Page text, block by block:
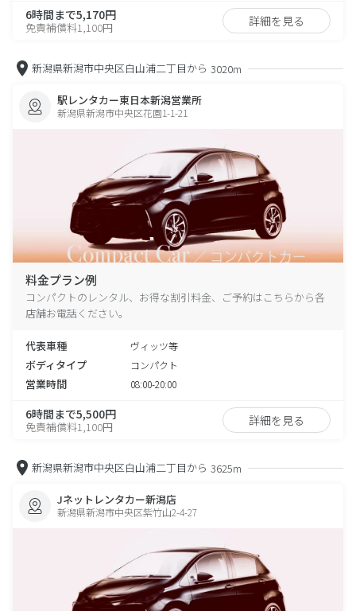
6時間まで5,170円
免責補償料1,100円 詳細を見る
新潟県新潟市中央区白山浦二丁目から 3020m
駅レンタカー東日本新潟営業所
新潟県新潟市中央区花園1-1-21
料金プラン例
コンパクトのレンタル、お得な割引料金、ご予約はこちらから各
店舗お電話ください。
代表車種 ヴィッツ等
ボディタイプ コンパクト
営業時間 08:00-20:00
6時間まで5,500円
免責補償料1,100円 詳細を見る
新潟県新潟市中央区白山浦二丁目から 3625m
Jネットレンタカー新潟店
新潟県新潟市中央区紫竹山2-4-27